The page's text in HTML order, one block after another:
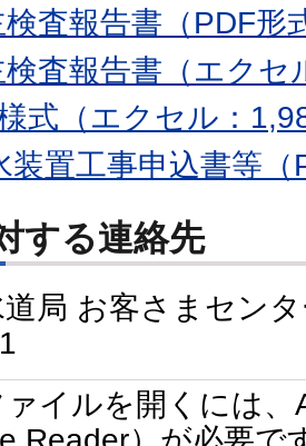
査報告書（PDF形
査報告書（エクセ
式（エクセル：
装置工事申込書等
する連絡先
局 お客さまセン
イルを開くには